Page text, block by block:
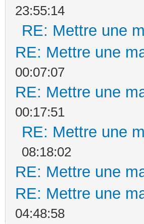
23:55:14
RE: Mettre une
RE: Mettre une
00:07:07
RE: Mettre une
00:17:51
RE: Mettre une
08:18:02
RE: Mettre une
RE: Mettre une
04:48:58